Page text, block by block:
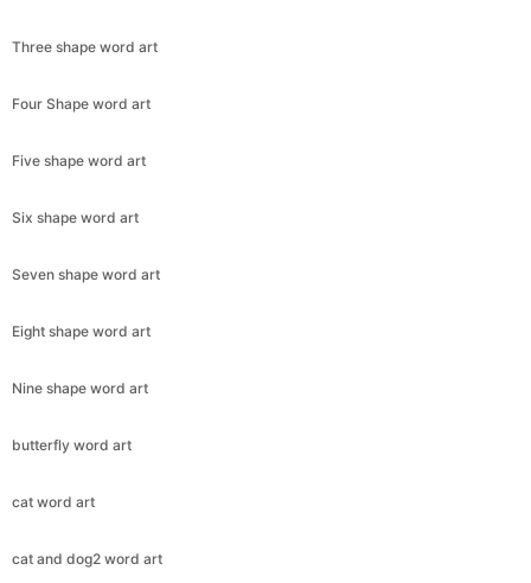
Three shape word art
Four Shape word art
Five shape word art
Six shape word art
Seven shape word art
Eight shape word art
Nine shape word art
butterfly word art
cat word art
cat and dog2 word art